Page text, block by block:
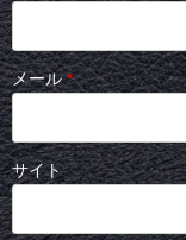
メール*
サイト